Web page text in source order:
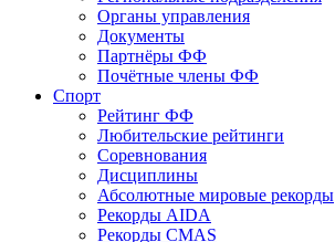
Органы управления
Документы
Партнёры ФФ
Почётные члены ФФ
Спорт
Рейтинг ФФ
Любительские рейтинги
Соревнования
Дисциплины
Абсолютные мировые рекорды
Рекорды AIDA
Рекорды CMAS